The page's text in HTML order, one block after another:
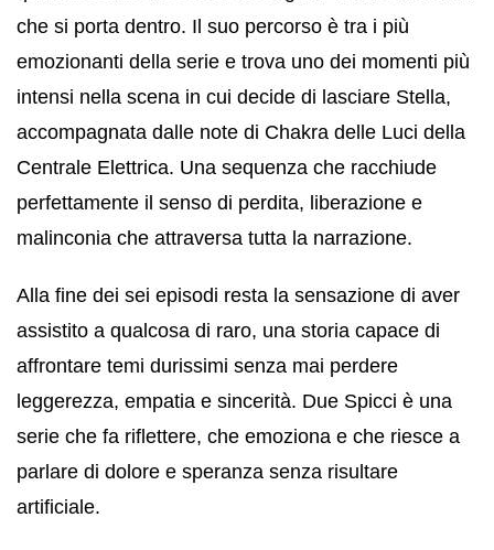
che si porta dentro. Il suo percorso è tra i più
emozionanti della serie e trova uno dei momenti più
intensi nella scena in cui decide di lasciare Stella,
accompagnata dalle note di Chakra delle Luci della
Centrale Elettrica. Una sequenza che racchiude
perfettamente il senso di perdita, liberazione e
malinconia che attraversa tutta la narrazione.
Alla fine dei sei episodi resta la sensazione di aver
assistito a qualcosa di raro, una storia capace di
affrontare temi durissimi senza mai perdere
leggerezza, empatia e sincerità. Due Spicci è una
serie che fa riflettere, che emoziona e che riesce a
parlare di dolore e speranza senza risultare
artificiale.